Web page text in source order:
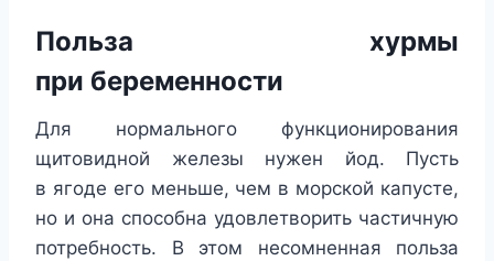
Польза хурмы
при беременности
Для нормального функционирования
щитовидной железы нужен йод. Пусть
в ягоде его меньше, чем в морской капусте,
но и она способна удовлетворить частичную
потребность. В этом несомненная польза